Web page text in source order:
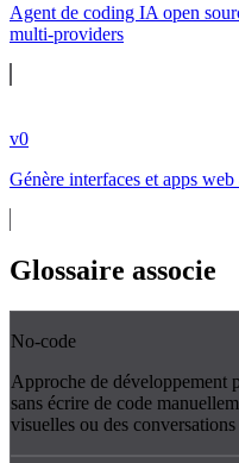
Agent de coding IA open
multi-providers
v0
Génère interfaces et apps
Glossaire associe
No-code
Approche de développement
sans écrire de code
visuelles ou des